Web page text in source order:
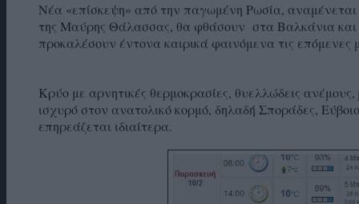
Νέα «επίσκεψη» από την παγωμένη Ρωσία,
της Μαύρης Θάλασσας, θα φθάσουν στα Βαλκάνια και
προκαλέσουν έντονα καιρικά φαινόμενα τις επόμενες
Κρύο με αρνητικές θερμοκρασίες, θυελλώδεις
ισχυρό στον ανατολικό κορμό, δηλαδή Σποράδες,
επηρεάζεται ιδιαίτερα.